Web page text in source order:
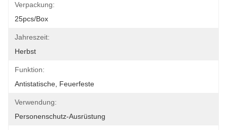
Verpackung:
25pcs/box
Jahreszeit:
Herbst
Funktion:
Antistatische, Feuerfeste
Verwendung:
Personenschutz-Ausrüstung